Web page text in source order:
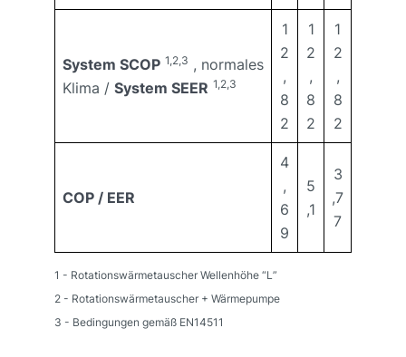
System SCOP 1,2,3 , normales
Klima / System SEER 1,2,3
1
2
,
8
2
1
2
,
8
2
1
2
,
8
2
COP / EER
4
,
6
9
5
,1
3
,7
7
1 - Rotationswärmetauscher Wellenhöhe “L”
2 - Rotationswärmetauscher + Wärmepumpe
3 - Bedingungen gemäß EN14511